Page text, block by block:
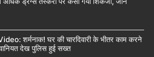
शर्मनाक! घर की चारदिवारी के भीतर काम करने
देख पुलिस हुई सख्त